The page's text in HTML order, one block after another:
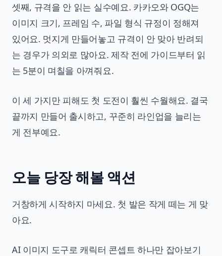
셋째, 규격을 안 읽는 실수예요. 카카오와 OGQ는
이미지 크기, 프레임 수, 파일 형식 규정이 정해져
있어요. 멋지게 만들어놓고 규격이 안 맞아 반려되
는 경우가 의외로 많아요. 제작 전에 가이드부터 읽
는 5분이 며칠을 아껴줘요.
이 세 가지만 피해도 첫 도전이 훨씬 수월해요. 결국
끝까지 만들어 출시하고, 꾸준히 라인업을 늘리는
게 전부예요.
오늘 당장 해볼 액션
거창하게 시작하지 마세요. 첫 발은 작게 떼는 게 맞
아요.
AI 이미지 도구로 캐릭터 콘셉트 하나만 잡아보기